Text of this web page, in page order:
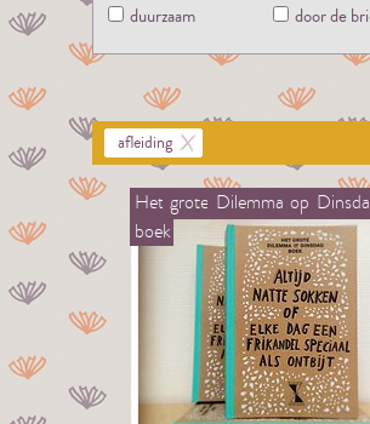
duurzaam
door de
afleiding
Het grote Dilemma op
boek